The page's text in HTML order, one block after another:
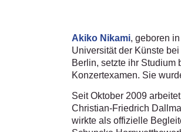
Akiko Nikami, geboren
Universität der Künste
Berlin, setzte ihr Studium
Konzertexamen. Sie
Seit Oktober 2009
Christian-Friedrich
wirkte als offizielle